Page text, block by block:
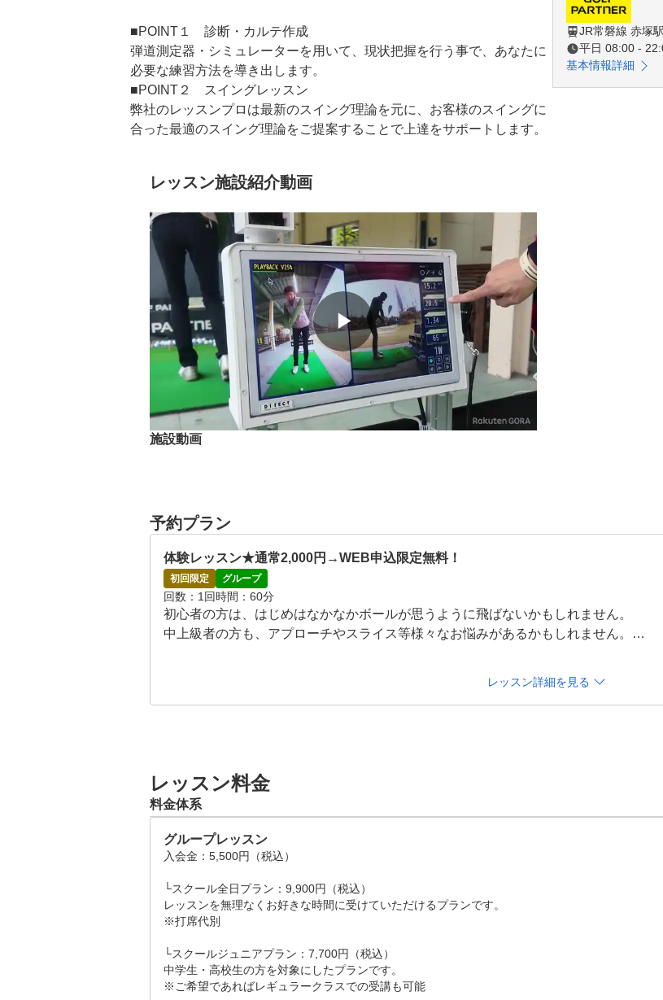
■POINT１　診断・カルテ作成
弾道測定器・シミュレーターを用いて、現状把握を行う事で、あなたに
必要な練習方法を導き出します。
■POINT２　スイングレッスン
弊社のレッスンプロは最新のスイング理論を元に、お客様のスイングに
合った最適のスイング理論をご提案することで上達をサポートします。
た、次のステップに向けて使うべきクラブも合わせてご提案いたします
■POINT４　筋力・柔軟性
ゴルフに必要な筋力は他のスポーツと異なって限られています。ご自宅
でも簡単にできるトレーニングメニューも合わせて提案します。
■POINT５　コースマネジメント
ほとんどのゴルファーがこの部分でスコアをロスしています。スコアア
ップに重要なコースマネジメントやメンタルトレーニング含めてレッス
ンいたします。
JR常磐線 赤塚
平日 08:00 -
基本情報詳細
レッスン施設紹介動画
▶
施設動画
予約プラン
体験レッスン★通常2,000円→WEB申込限定無料！
初回限定 グループ
回数 1回時間 60分
初心者の方は、はじめはなかなかボールが思うように飛ばないかもしれません。
中上級者の方も、アプローチやスライス等様々なお悩みがあるかもしれません。
※ご都合の良い日時をリクエスト画面よりご提示ください。追ってご連絡差し上げま
レッスン詳細を見る
レッスン料金
料金体系
グループレッスン
入会金：5,500円（税込）
└スクール全日プラン：9,900円（税込）
レッスンを無理なくお好きな時間に受けていただけるプランです。
※打席代別
└スクールジュニアプラン：7,700円（税込）
中学生・高校生の方を対象にしたプランです。
※ご希望であればレギュラークラスでの受講も可能